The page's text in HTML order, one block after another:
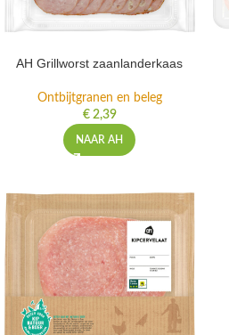
AH Grillworst zaanlanderkaas
Ontbijtgranen en beleg
€2,39
NAAR AH